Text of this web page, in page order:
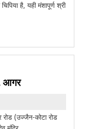
है, यही मंशापूर्ण श्री
आगर
(उज्जैन-कोटा रोड